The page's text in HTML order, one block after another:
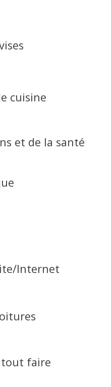
cuisine
et de la santé
Internet
tout faire